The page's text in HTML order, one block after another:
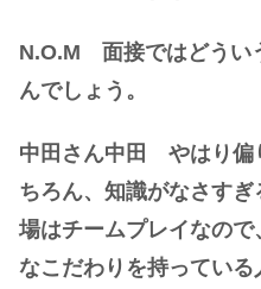
N.O.M 面接ではどうい
んでしょう。
中田さん中田 やはり偏
ちろん、知識がなさす
場はチームプレイなの
なこだわりを持ってい